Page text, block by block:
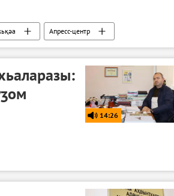
Апресс-центр
14:26